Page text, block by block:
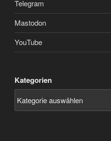
Telegram
Mastodon
YouTube
Kategorien